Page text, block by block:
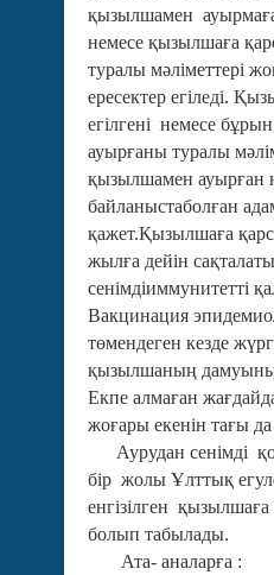
қызылшамен
немесе қызылшаға
туралы мәліметтері
ересектер егіледі.
егілгені немесе
ауырғаны туралы
қызылшамен ауырған
байланыстаболған
қажет.Қызылшаға
жылға дейін
сенімдіиммунитетті
Вакцинация
төмендеген кезде
қызылшаның
Екпе алмаған
жоғары екенін тағы да
Аурудан сенімді
бір жолы Ұлттық
енгізілген
болып табылады.
Ата- аналарға :